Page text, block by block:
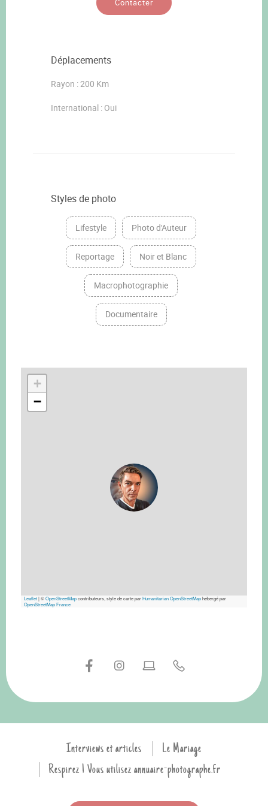
Contacter
Déplacements
Rayon : 200 Km
International : Oui
Styles de photo
Lifestyle Photo d'Auteur
Reportage Noir et Blanc
Macrophotographie
Documentaire
+
−
Leaflet|©OpenStreetMapcontributeurs, style de carte parHumanitarian OpenStreetMaphébergé par
OpenStreetMap France
Interviews et articles
Le Mariage
Respirez ! Vous utilisez annuaire-photographe.fr